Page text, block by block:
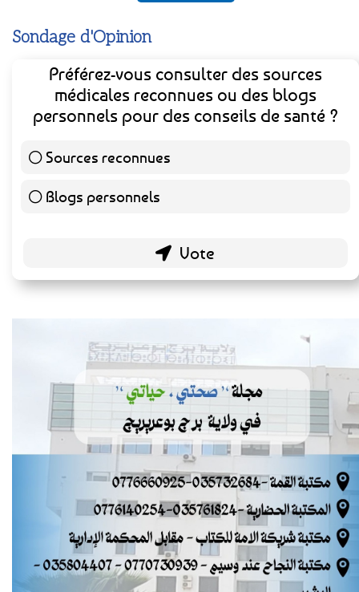
Sondage d'Opinion
Préférez-vous consulter des sources
médicales reconnues ou des blogs
personnels pour des conseils de santé ?
Sources reconnues
Blogs personnels